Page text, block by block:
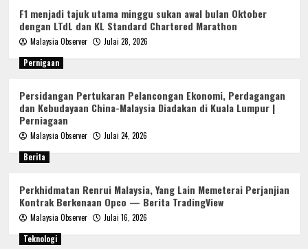
F1 menjadi tajuk utama minggu sukan awal bulan Oktober
dengan LTdL dan KL Standard Chartered Marathon
Malaysia Observer
Julai 28, 2026
Pernigaan
Persidangan Pertukaran Pelancongan Ekonomi, Perdagangan
dan Kebudayaan China-Malaysia Diadakan di Kuala Lumpur |
Perniagaan
Malaysia Observer
Julai 24, 2026
Berita
Perkhidmatan Renrui Malaysia, Yang Lain Memeterai Perjanjian
Kontrak Berkenaan Opco — Berita TradingView
Malaysia Observer
Julai 16, 2026
Teknologi